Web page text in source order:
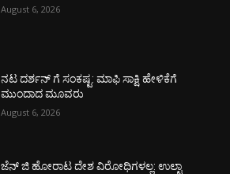
August 6, 2026
ನಟ ದರ್ಶನ್ ಗೆ ಸಂಕಷ್ಟ: ಮಾಫಿ ಸಾಕ್ಷಿ ಹೇಳಿಕೆಗೆ
ಮುಂದಾದ ಮೂವರು
August 6, 2026
ಜೆನ್ ಜಿ ಹೋರಾಟ ದೇಶ ವಿರೋಧಿಗಳಲ್ಲ: ಉಲ್ಟಾ